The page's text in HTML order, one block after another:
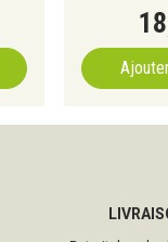
18